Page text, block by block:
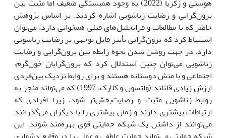
برون‌گرایی و رضایت زناشویی اشاره کردند. بر اساس پژوهش
حاضر که با مطالعات و فراتحلیل‌های قبلی همخوانی دارد، می‌توان
استنباط کرد که برون‌گرایی تأثیر قابل توجهی بر رضایت زناشویی
دارد. در جهت روشن شدن نحوه رابطه بین برون‌گرایی و رضایت
زناشویی می‌توان چنین استدلال کرد که برون‌گرایان خون‌گرم،
اجتماعی و با منش دوستانه هستند و برای روابط نزدیک بین‌فردی
ارزش زیادی قائلند (واتسون و کلارک، 1997) که می‌تواند منجر به
روابط زناشویی مثبت و رضایت‌بخش‌تر شود، زیرا افرادی که
ارتباطات بیشتری دارند و زمان بیشتری را با دیگران می‌گذرانند
می‌توانند از داشتن یک شبکه حمایتی قوی بهره‌مند شوند. این